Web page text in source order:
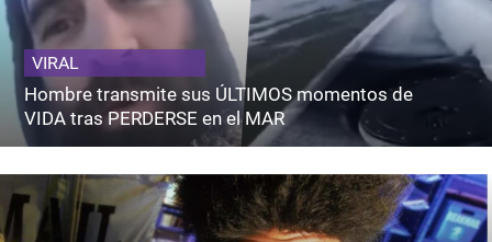
VIRAL
Hombre transmite sus ÚLTIMOS momentos de
VIDA tras PERDERSE en el MAR